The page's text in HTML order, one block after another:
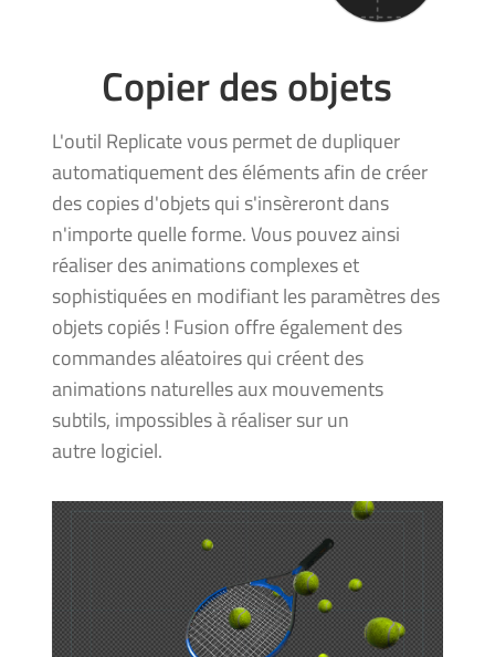
Copier des objets
L'outil Replicate vous permet de dupliquer
automatiquement des éléments afin de créer
des copies d'objets qui s'insèreront dans
n'importe quelle forme. Vous pouvez ainsi
réaliser des animations complexes et
sophistiquées en modifiant les paramètres des
objets copiés ! Fusion offre également des
commandes aléatoires qui créent des
animations naturelles aux mouvements
subtils, impossibles à réaliser sur un
autre logiciel.